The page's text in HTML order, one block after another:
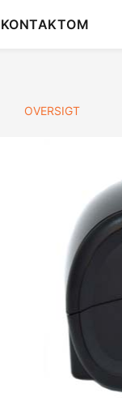
KONTAKTOM
OVERSIGT